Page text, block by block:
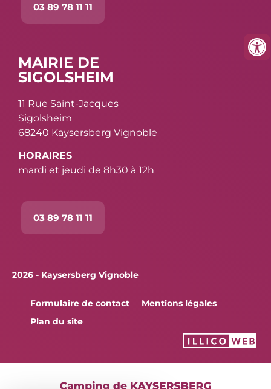
03 89 78 11 11
MAIRIE DE
SIGOLSHEIM
11 Rue Saint-Jacques
Sigolsheim
68240 Kaysersberg Vignoble
HORAIRES
mardi et jeudi de 8h30 à 12h
03 89 78 11 11
2026 - Kaysersberg Vignoble
Formulaire de contact
Mentions légales
Plan du site